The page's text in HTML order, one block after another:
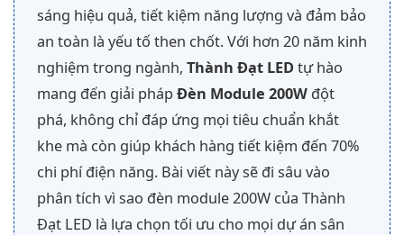
sáng hiệu quả, tiết kiệm năng lượng và đảm bảo
an toàn là yếu tố then chốt. Với hơn 20 năm kinh
nghiệm trong ngành, Thành Đạt LED tự hào
mang đến giải phápĐèn Module 200W đột
phá, không chỉ đáp ứng mọi tiêu chuẩn khắt
khe mà còn giúp khách hàng tiết kiệm đến 70%
chi phí điện năng. Bài viết này sẽ đi sâu vào
phân tích vì sao đèn module 200W của Thành
Đạt LED là lựa chọn tối ưu cho mọi dự án sân